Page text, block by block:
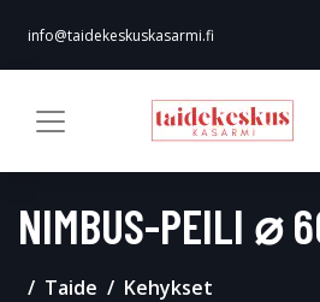
info@taidekeskuskasarmi.fi
NIMBUS-PEILI ⌀
Taide Kehykset